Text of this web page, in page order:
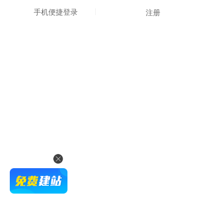
手机便捷登录 注册